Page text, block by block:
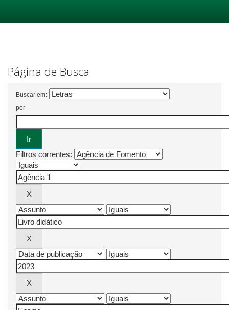
Página de Busca
Buscar em:
por
Filtros correntes: